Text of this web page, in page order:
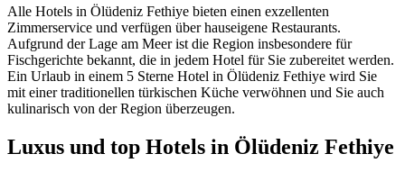
Alle Hotels in Ölüdeniz Fethiye bieten einen exzellenten
Zimmerservice und verfügen über hauseigene Restaurants.
Aufgrund der Lage am Meer ist die Region insbesondere für
Fischgerichte bekannt, die in jedem Hotel für Sie zubereitet werden.
Ein Urlaub in einem 5 Sterne Hotel in Ölüdeniz Fethiye wird Sie
mit einer traditionellen türkischen Küche verwöhnen und Sie auch
kulinarisch von der Region überzeugen.
Luxus und top Hotels in Ölüdeniz Fethiye